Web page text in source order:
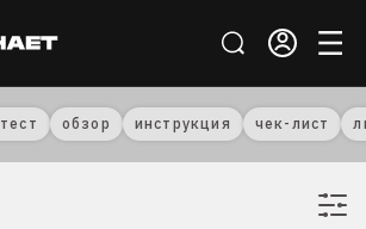
тест обзор инструкция чек-лист